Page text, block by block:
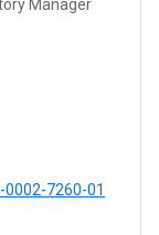
Manager
7260-01